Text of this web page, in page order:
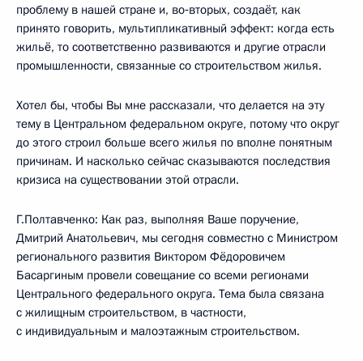
проблему в нашей стране и, во‑вторых, создаёт, как
принято говорить, мультипликативный эффект: когда есть
жильё, то соответственно развиваются и другие отрасли
промышленности, связанные со строительством жилья.
Хотел бы, чтобы Вы мне рассказали, что делается на эту
тему в Центральном федеральном округе, потому что округ
до этого строил больше всего жилья по вполне понятным
причинам. И насколько сейчас сказываются последствия
кризиса на существовании этой отрасли.
Г.Полтавченко: Как раз, выполняя Ваше поручение,
Дмитрий Анатольевич, мы сегодня совместно с Министром
регионального развития Виктором Фёдоровичем
Басаргиным провели совещание со всеми регионами
Центрального федерального округа. Тема была связана
с жилищным строительством, в частности,
с индивидуальным и малоэтажным строительством.